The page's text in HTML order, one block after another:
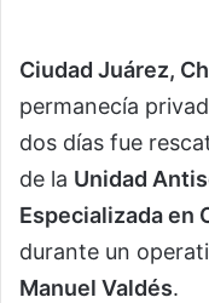
Ciudad Juárez,
permanecía
dos días fue
de la Unidad
Especializada en
durante un
Manuel Valdés.